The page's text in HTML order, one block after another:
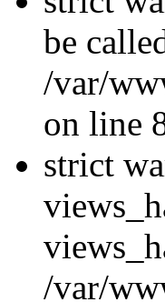
be
/var/
on line
strict
/var/